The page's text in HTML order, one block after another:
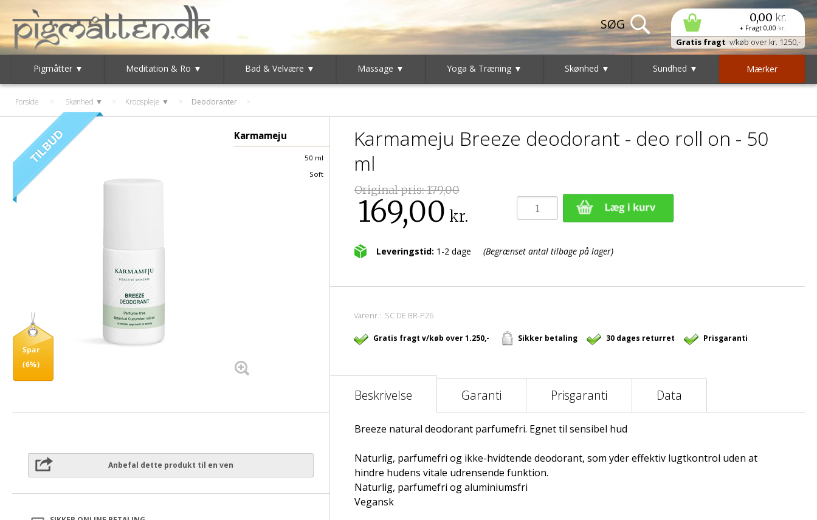
0,00 kr.
+ Fragt 0,00 kr.
Gratis fragt v/køb over kr. 1250,-
Pigmåtter ▼ Meditation & Ro ▼ Bad & Velvære ▼ Massage ▼ Yoga & Træning ▼ Skønhed ▼ Sundhed ▼ Mærker
Forside > Skønhed ▼ > Kropspleje ▼ > Deodoranter
Karmameju
50 ml
Soft
Spar
(6%)
Karmameju Breeze deodorant - deo roll on - 50
ml
Original pris:179,00
169,00 kr.
Leveringstid: 1-2 dage (Begrænset antal tilbage på lager)
Varenr.: SC DE BR-P26
Gratis fragt v/køb over 1.250,- Sikker betaling 30 dages returret Prisgaranti
Beskrivelse Garanti Prisgaranti Data
Breeze natural deodorant parfumefri. Egnet til sensibel hud
Naturlig, parfumefri og ikke-hvidtende deodorant, som yder effektiv lugtkontrol uden at
hindre hudens vitale udrensende funktion.
Naturlig, parfumefri og aluminiumsfri
Vegansk
Anbefal dette produkt til en ven